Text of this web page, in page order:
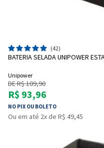
(42)
BATERIA SELADA UNIPOWER
Unipower
DE R$ 109,90
R$ 93,96
NO PIX OU BOLETO
Ou em até 2x de R$ 49,45